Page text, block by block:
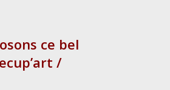
ce bel
/